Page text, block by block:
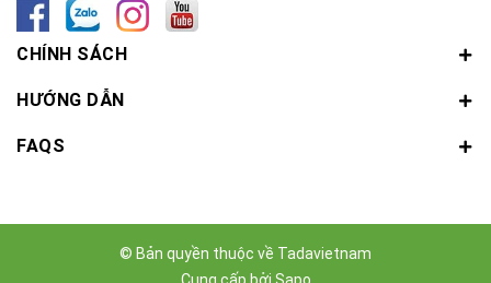
CHÍNH SÁCH
HƯỚNG DẪN
FAQS
© Bản quyền thuộc về Tadavietnam